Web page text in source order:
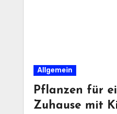
Allgemein
Pflanzen für
Zuhause mit